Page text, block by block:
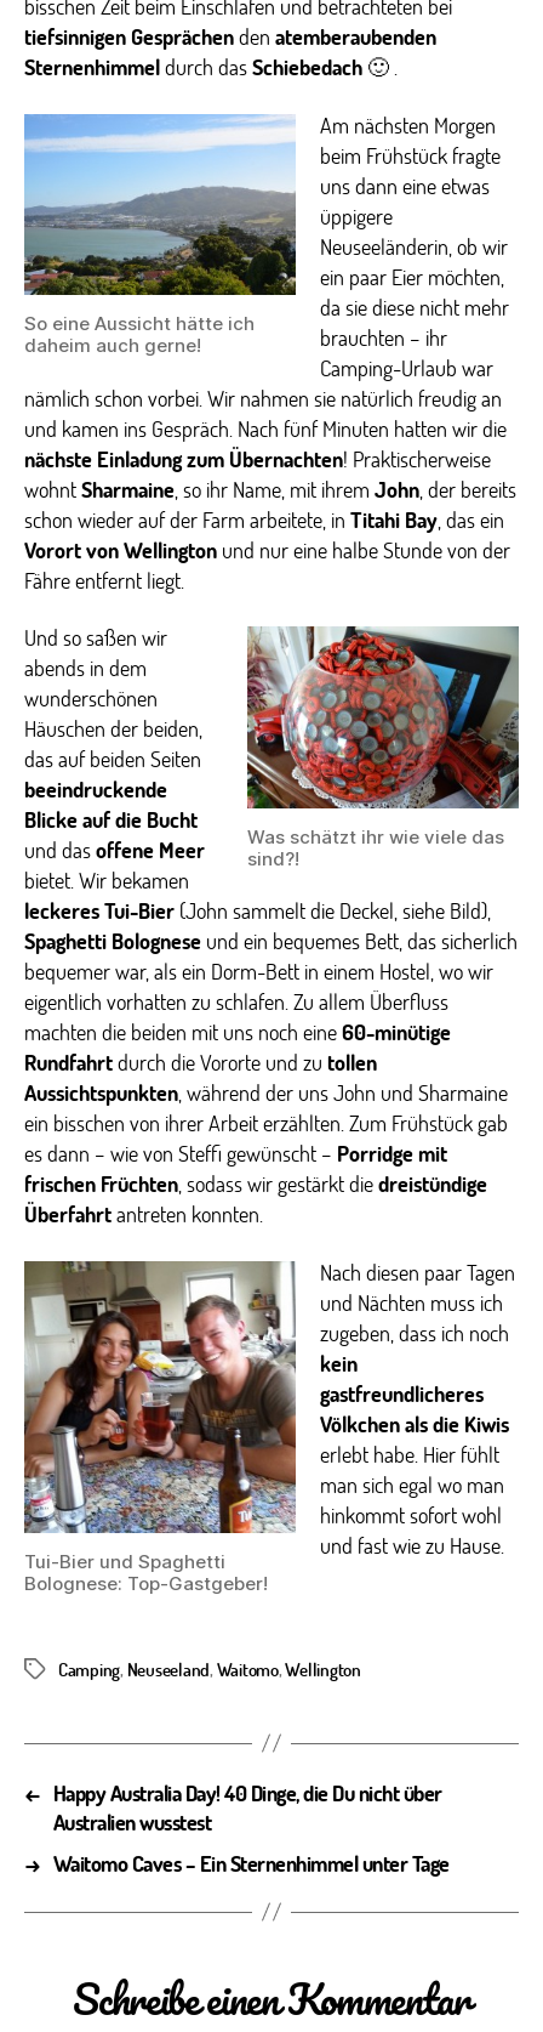
bisschen Zeit beim Einschlafen und betrachteten bei
tiefsinnigen Gesprächenden atemberaubenden
Sternenhimmeldurch dasSchiebedach 🙂 .
So eine Aussicht hätte ich
daheim auch gerne!
Am nächsten Morgen
beim Frühstück fragte
uns dann eine etwas
üppigere
Neuseeländerin, ob wir
ein paar Eier möchten,
da sie diese nicht mehr
brauchten – ihr
Camping-Urlaub war
nämlich schon vorbei. Wir nahmen sie natürlich freudig an
und kamen ins Gespräch. Nach fünf Minuten hatten wir die
nächste Einladung zum Übernachten! Praktischerweise
wohntSharmaine, so ihr Name, mit ihrem John, der bereits
schon wieder auf der Farm arbeitete, in Titahi Bay, das ein
Vorort von Wellington und nur eine halbe Stunde von der
Fähre entfernt liegt.
Was schätzt ihr wie viele das
sind?!
Und so saßen wir
abends in dem
wunderschönen
Häuschen der beiden,
das auf beiden Seiten
beeindruckende
Blicke auf die Bucht
und dasoffene Meer
bietet. Wir bekamen
leckeres Tui-Bier (John sammelt die Deckel, siehe Bild),
Spaghetti Bolognese und ein bequemes Bett, das sicherlich
bequemer war, als ein Dorm-Bett in einem Hostel, wo wir
eigentlich vorhatten zu schlafen. Zu allem Überfluss
machten die beiden mit uns noch eine60-minütige
Rundfahrtdurch die Vororte und zu tollen
Aussichtspunkten, während der uns John und Sharmaine
ein bisschen von ihrer Arbeit erzählten. Zum Frühstück gab
es dann – wie von Steffi gewünscht – Porridge mit
frischen Früchten, sodass wir gestärkt diedreistündige
Überfahrtantreten konnten.
Tui-Bier und Spaghetti
Bolognese: Top-Gastgeber!
Nach diesen paar Tagen
und Nächten muss ich
zugeben, dass ich noch
kein
gastfreundlicheres
Völkchen als die Kiwis
erlebt habe. Hier fühlt
man sich egal wo man
hinkommt sofort wohl
und fast wie zu Hause.
Schlagwörter
Camping, Neuseeland, Waitomo,Wellington
← Happy Australia Day! 40 Dinge, die Du nicht über
Australien wusstest
→ Waitomo Caves – Ein Sternenhimmel unter Tage
Schreibe einen Kommentar